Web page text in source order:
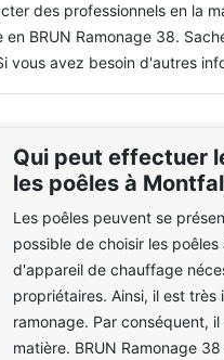
des professionnels en la
BRUN Ramonage 38.
vous avez besoin d'autres
Qui peut effectuer
les poêles à
Les poêles peuvent se
possible de choisir les
d'appareil de chauffage
propriétaires. Ainsi, il est
ramonage. Par conséquent,
matière. BRUN Ramonage